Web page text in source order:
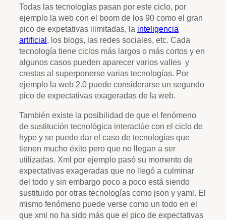
Todas las tecnologías pasan por este ciclo, por
ejemplo la web con el boom de los 90 como el gran
pico de expetativas ilimitadas, la inteligencia
artificial , los blogs, las redes sociales, etc. Cada
tecnología tiene ciclos más largos o más cortos y en
algunos casos pueden aparecer varios valles y
crestas al superponerse varias tecnologías. Por
ejemplo la web 2.0 puede considerarse un segundo
pico de expectativas exageradas de la web.
También existe la posibilidad de que el fenómeno
de sustitución tecnológica interactúe con el ciclo de
hype y se puede dar el caso de tecnologías que
tienen mucho éxito pero que no llegan a ser
utilizadas. Xml por ejemplo pasó su momento de
expectativas exageradas que no llegó a culminar
del todo y sin embargo poco a poco está siendo
sustituido por otras tecnologías como json y yaml. El
mismo fenómeno puede verse como un todo en el
que xml no ha sido más que el pico de expectativas